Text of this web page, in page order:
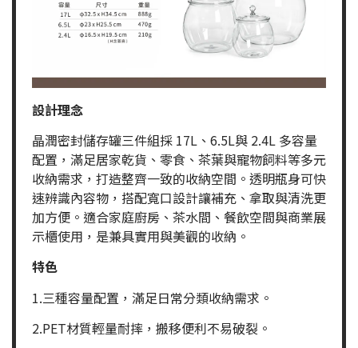
設計理念
晶潤密封儲存罐三件組採 17L、6.5L與 2.4L 多容量
配置，滿足居家乾貨、零食、茶葉與寵物飼料等多元
收納需求，打造整齊一致的收納空間。透明瓶身可快
速辨識內容物，搭配寬口設計讓補充、拿取與清洗更
加方便。適合家庭廚房、茶水間、餐飲空間與商業展
示櫃使用，是兼具實用與美觀的收納。
特色
1.三種容量配置，滿足日常分類收納需求。
2.PET材質輕量耐摔，搬移便利不易破裂。